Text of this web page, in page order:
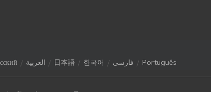
/ العربية / 日本語 / 한국어 / فارسی / Português